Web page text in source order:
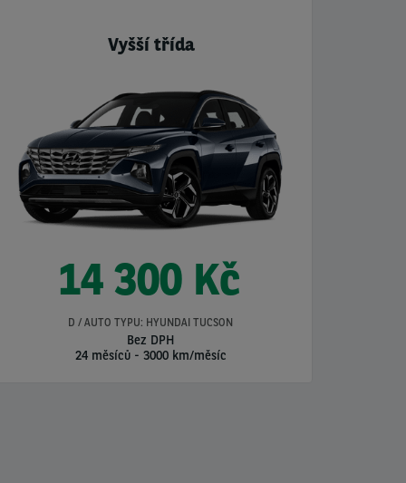
Vyšší třída
14 300 Kč
D / AUTO TYPU: HYUNDAI TUCSON
Bez DPH
24 měsíců - 3000 km/měsíc